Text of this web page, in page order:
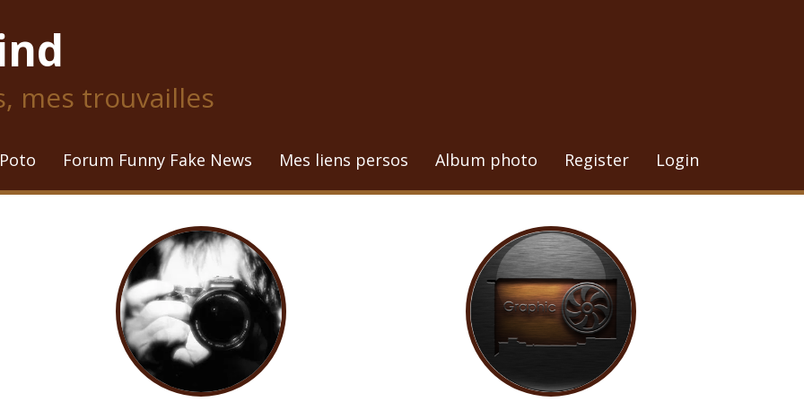
mes trouvailles
Forum Funny Fake News Mes liens persos Album photo Register Login